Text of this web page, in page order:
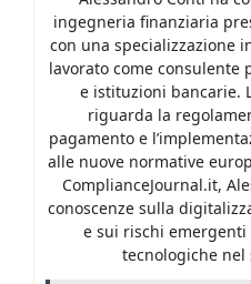
ingegneria finanziaria
con una specializzazione
lavorato come consulente
e istituzioni bancarie.
riguarda la
pagamento e
alle nuove normative
ComplianceJournal.it,
conoscenze sulla
e sui rischi
tecnologiche nel